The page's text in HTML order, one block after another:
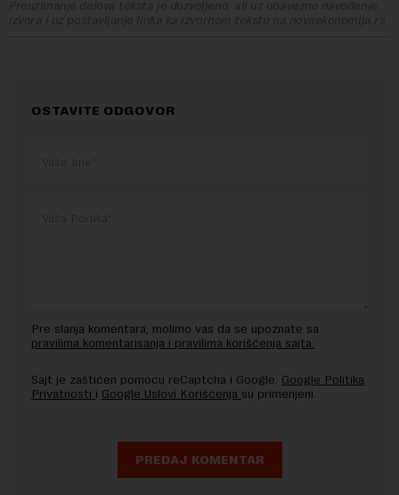
Preuzimanje delova teksta je dozvoljeno, ali uz obavezno navođenje
izvora i uz postavljanje linka ka izvornom tekstu na novaekonomija.rs
OSTAVITE ODGOVOR
Pre slanja komentara, molimo vas da se upoznate sa
pravilima komentarisanja i pravilima korišćenja sajta.
Sajt je zaštićen pomocu reCaptcha i Google. Google Politika
Privatnosti i Google Uslovi Korišćenja su primenjeni.